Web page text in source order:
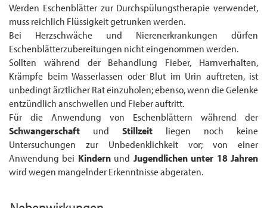
Werden Eschenblätter zur Durchspülungstherapie verwendet,
muss reichlich Flüssigkeit getrunken werden.
Bei Herzschwäche und Nierenerkrankungen dürfen
Eschenblätter­zubereitungen nicht ein­ge­nommen werden.
Sollten während der Behandlung Fieber, Harnverhalten,
Krämpfe beim Wasserlassen oder Blut im Urin auftreten, ist
unbedingt ärztlicher Rat einzuholen; ebenso, wenn die Gelenke
entzündlich anschwellen und Fieber auftritt.
Für die Anwendung von Eschenblättern während der
Schwangerschaft und Stillzeit liegen noch keine
Untersuchungen zur Unbedenklichkeit vor; von einer
Anwendung bei Kindernund Jugendlichen unter 18 Jahren
wird wegen mangelnder Erkenntnisse abgeraten.